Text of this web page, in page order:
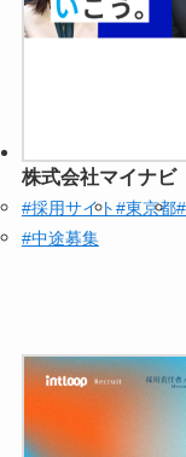
株式会社マイナビ
#採用サイト#東京都
#中途募集